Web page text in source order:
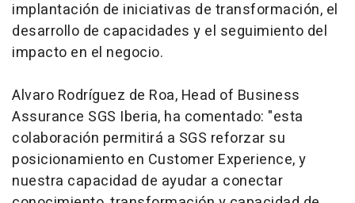
implantación de iniciativas de transformación, el
desarrollo de capacidades y el seguimiento del
impacto en el negocio.
Alvaro Rodríguez de Roa, Head of Business
Assurance SGS Iberia, ha comentado: "esta
colaboración permitirá a SGS reforzar su
posicionamiento en Customer Experience, y
nuestra capacidad de ayudar a conectar